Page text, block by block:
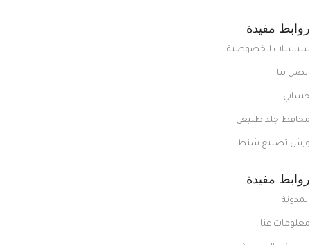
روابط مفيدة
سياسات الخصوصية
اتصل بنا
حسابي
محافظ جلد طبيعي
ورش تصنيع شنط
روابط مفيدة
المدونة
معلومات عنا